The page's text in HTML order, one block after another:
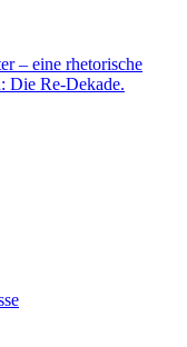
– eine rhetorische
Die Re-Dekade.